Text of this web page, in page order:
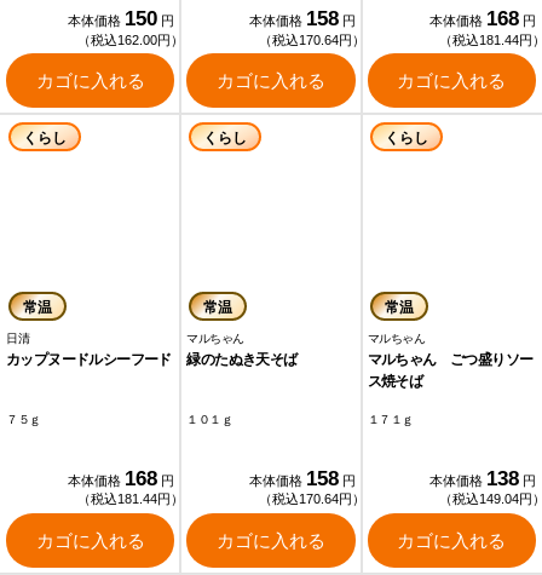
本体価格 150 円
（税込162.00円）
カゴに入れる
本体価格 158 円
（税込170.64円）
カゴに入れる
本体価格 168 円
（税込181.44円
カゴに入れる
くらし
常温
日清
カップヌードルシーフード
７５ｇ
本体価格 168 円
（税込181.44円）
カゴに入れる
くらし
常温
マルちゃん
緑のたぬき天そば
１０１ｇ
本体価格 158 円
（税込170.64円）
カゴに入れる
くらし
常温
マルちゃん
マルちゃん ごつ盛りソー
ス焼そば
１７１ｇ
本体価格 138 円
（税込149.04円
カゴに入れる